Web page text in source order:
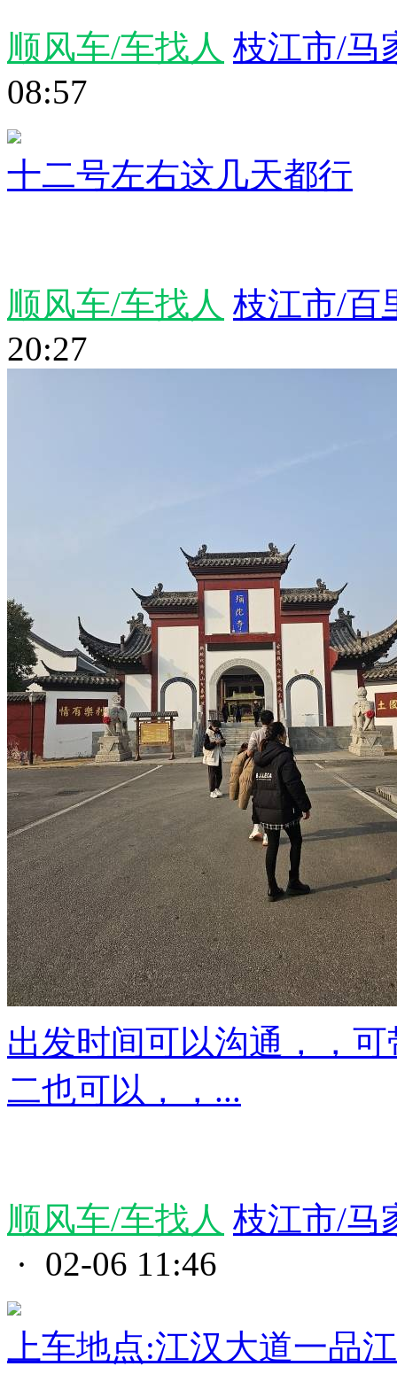
顺风车/车找人 枝江市/马
08:57
十二号左右这几天都行
顺风车/车找人 枝江市/百
20:27
出发时间可以沟通，，
二也可以，，...
顺风车/车找人 枝江市/马
· 02-06 11:46
上车地点:江汉大道一品